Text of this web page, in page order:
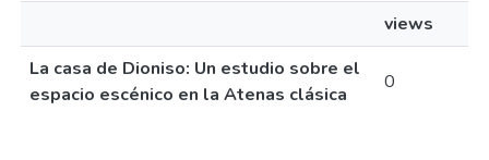
views
La casa de Dioniso: Un estudio sobre el
espacio escénico en la Atenas clásica
0